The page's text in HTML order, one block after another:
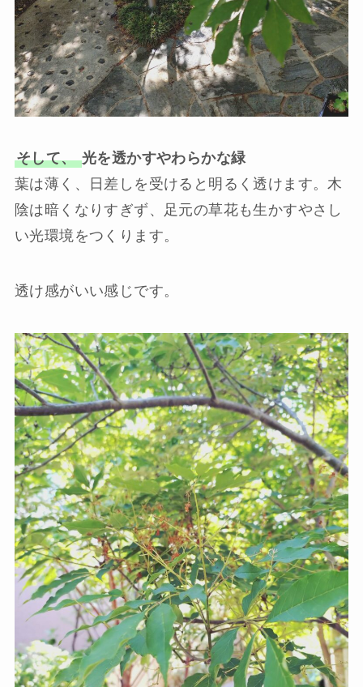
そして、光を透かすやわらかな緑
葉は薄く、日差しを受けると明るく透けます。木
陰は暗くなりすぎず、足元の草花も生かすやさし
い光環境をつくります。
透け感がいい感じです。